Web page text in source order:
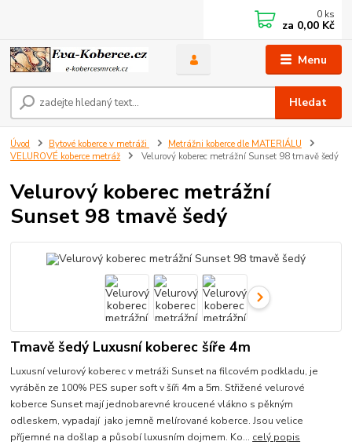
Menu
Hledat
0 ks
za 0,00 Kč
Úvod Bytové koberce v metráži
Metrážni koberce dle MATERIÁLU
VELUROVÉ koberce metráž
Velurový koberec metrážní Sunset 98 tmavě šedý
Velurový koberec metrážní
Sunset 98 tmavě šedý
Tmavě šedý Luxusní koberec šíře 4m
Luxusní velurový koberec v metráži Sunset na filcovém podkladu, je
vyráběn ze 100% PES super soft v šíři 4m a 5m. Střižené velurové
koberce Sunset mají jednobarevné kroucené vlákno s pěkným
odleskem, vypadají jako jemně melírované koberce. Jsou velice
příjemné na došlap a působí luxusním dojmem. Ko... celý popis